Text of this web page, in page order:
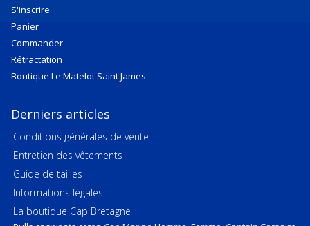
S'inscrire
Panier
Commander
Rétractation
Boutique Le Matelot Saint James
Derniers articles
Conditions générales de vente
Entretien des vêtements
Guide de tailles
Informations légales
La boutique Cap Bretagne